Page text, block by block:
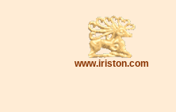
www.iriston.com